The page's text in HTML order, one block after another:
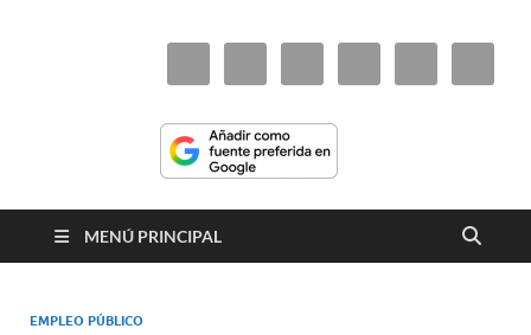
MENÚ PRINCIPAL
EMPLEO PÚBLICO